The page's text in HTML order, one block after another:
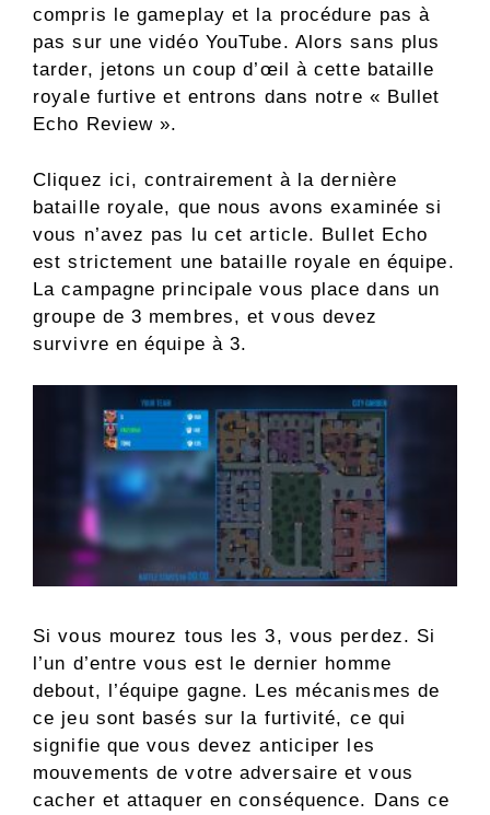
compris le gameplay et la procédure pas à
pas sur une vidéo YouTube. Alors sans plus
tarder, jetons un coup d’œil à cette bataille
royale furtive et entrons dans notre « Bullet
Echo Review ».
Cliquez ici, contrairement à la dernière
bataille royale, que nous avons examinée si
vous n’avez pas lu cet article. Bullet Echo
est strictement une bataille royale en équipe.
La campagne principale vous place dans un
groupe de 3 membres, et vous devez
survivre en équipe à 3.
Si vous mourez tous les 3, vous perdez. Si
l’un d’entre vous est le dernier homme
debout, l’équipe gagne. Les mécanismes de
ce jeu sont basés sur la furtivité, ce qui
signifie que vous devez anticiper les
mouvements de votre adversaire et vous
cacher et attaquer en conséquence. Dans ce